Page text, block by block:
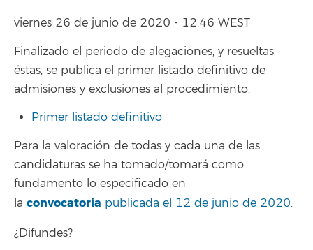
viernes 26 de junio de 2020 - 12:46 WEST
Finalizado el periodo de alegaciones, y resueltas
éstas, se publica el primer listado definitivo de
admisiones y exclusiones al procedimiento.
Primer listado definitivo
Para la valoración de todas y cada una de las
candidaturas se ha tomado/tomará como
fundamento lo especificado en
la convocatoria publicada el 12 de junio de 2020.
¿Difundes?